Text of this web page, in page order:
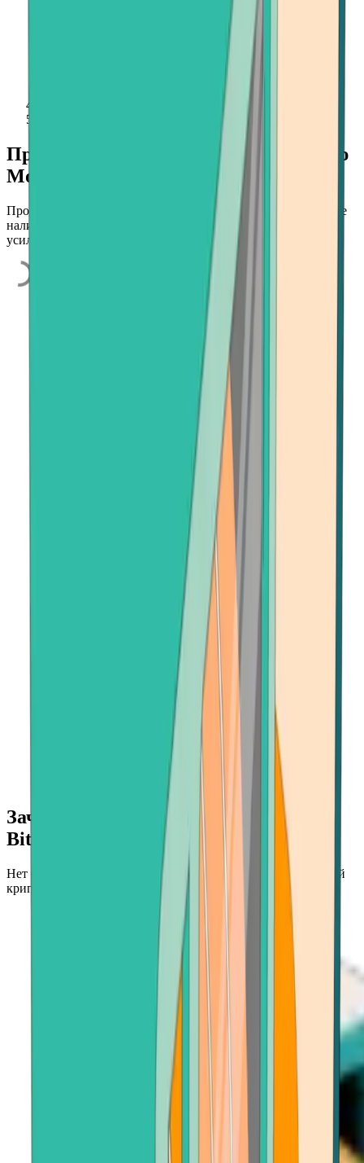
Продавайте криптовалюту с помощью
MoonPay
Продавайте криптовалюту с помощью MoonPay и получайте
наличные на свой банковский счет. Быстро, безопасно и без
усилий.
Зачем продавать криптовалюту на
Bitcoin.com?
Нет более быстрого и безопасного места для продажи вашей
криптовалюты.